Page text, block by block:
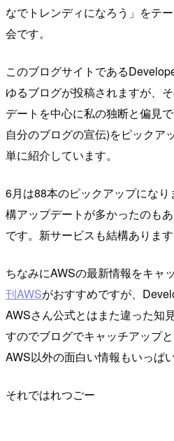
なでトレンディになろう」をテ
会です。
このブログサイトである
ゆるブログが投稿されますが、
デートを中心に私の独断と偏見
自分のブログの宣伝)をピックア
単に紹介しています。
6月は88本のピックアップになり
構アップデートが多かったのも
です。新サービスも結構あります
ちなみにAWSの最新情報をキャ
刊AWSがおすすめですが、
AWSさん公式とはまた違った知
すのでブログでキャッチアップ
AWS以外の面白い情報もいっぱ
それではれつごー